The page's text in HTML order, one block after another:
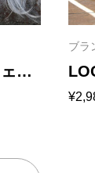
ー
ブラ
¥